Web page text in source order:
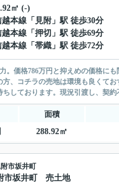
㎡ (-)
越本線 「 見附 」駅 徒歩30分
越本線 「 押切 」駅 徒歩69分
越本線 「 帯織 」駅 徒歩72分
。価格786万円と抑えめの価格に
、コチラの売地は環境も良くて
しております。現況引渡し、契
面積
288.92㎡
附市坂井町
市坂井町 売土地